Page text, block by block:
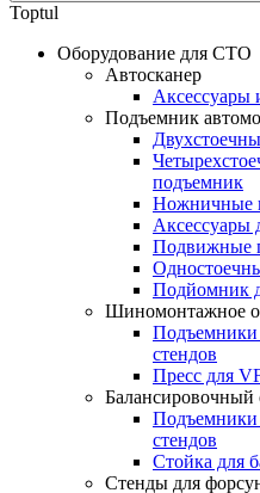
Toptul
Оборудование для СТО
Автосканер
Аксессуары
Подъемник
подъемник
Ножничные
Аксессуары
Подвижные
Подйомник
Шиномонтажное
стендов
Пресс для
Балансировочный
Подъемники
стендов
Стойка для
Стенды для